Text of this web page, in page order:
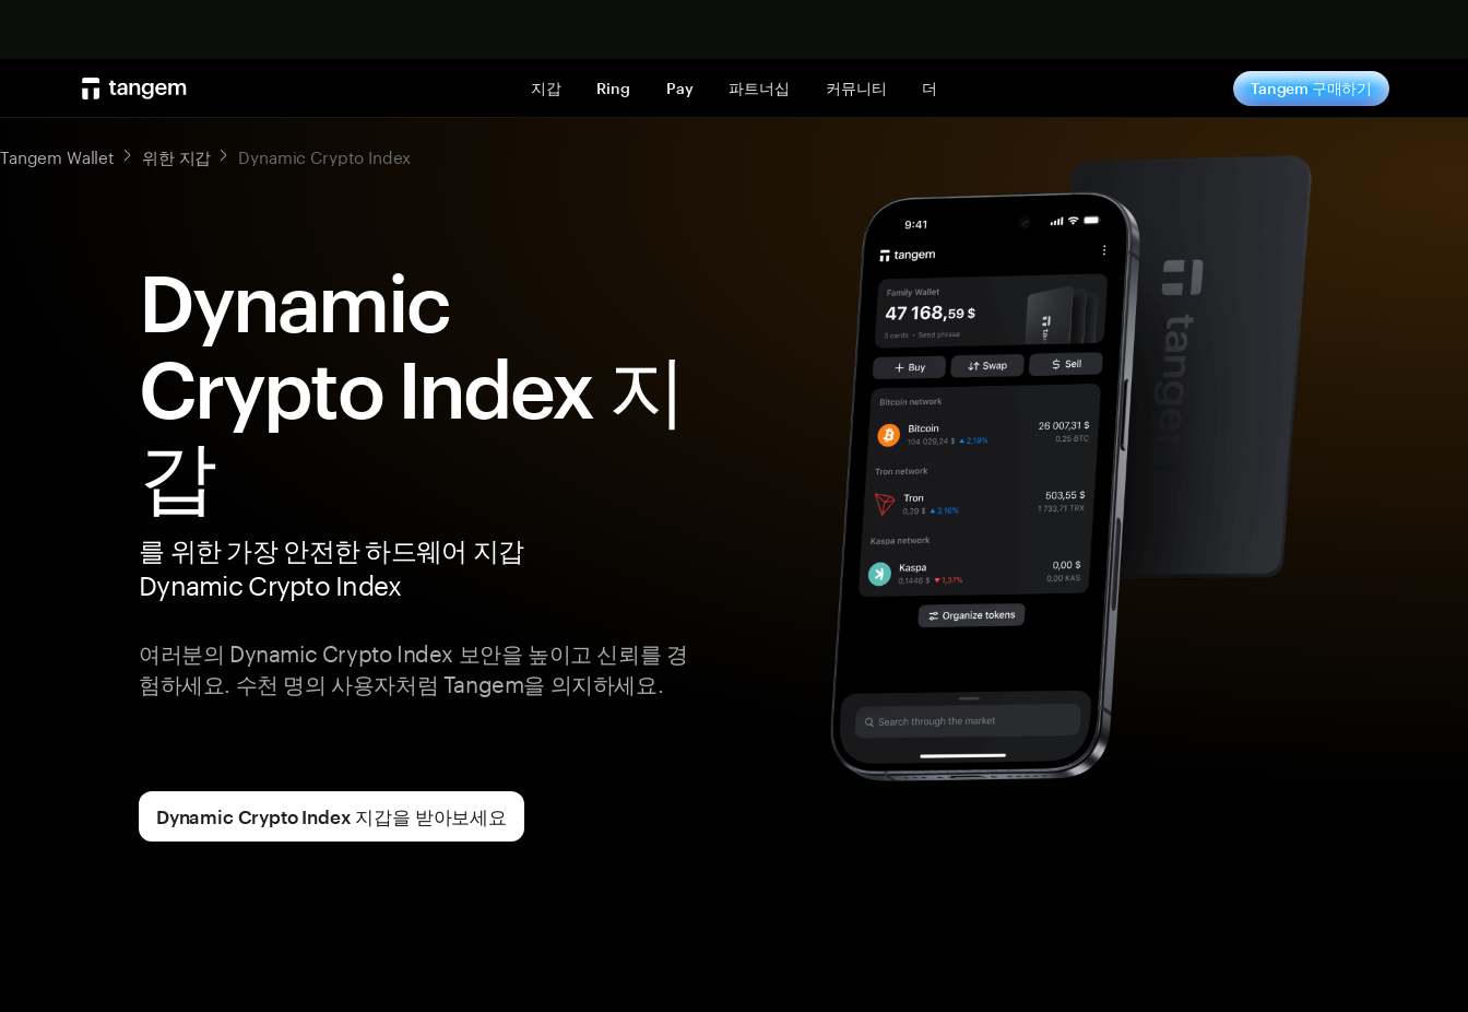
지갑 Ring Pay 파트너십 커뮤니티 더 Tangem 구매하기
Tangem Wallet 위한 지갑 Dynamic Crypto Index
Dynamic
Crypto Index 지
갑
를 위한 가장 안전한 하드웨어 지갑
Dynamic Crypto Index
여러분의 Dynamic Crypto Index 보안을 높이고 신뢰를 경
험하세요. 수천 명의 사용자처럼 Tangem을 의지하세요.
Dynamic Crypto Index 지갑을 받아보세요